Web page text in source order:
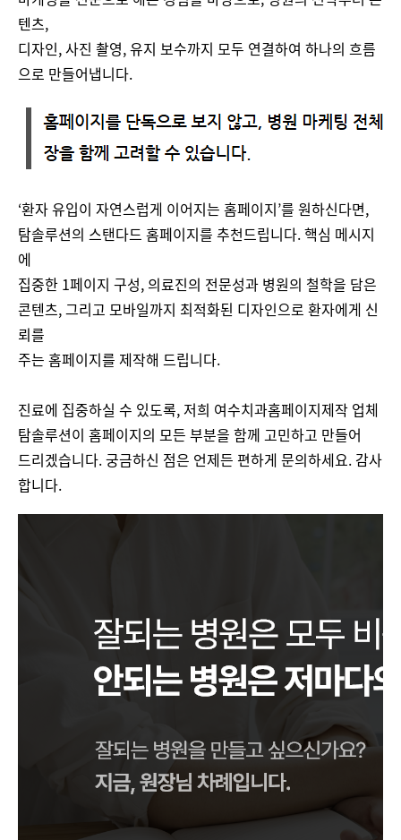
텐츠,
디자인, 사진 촬영, 유지 보수까지 모두 연결하여 하나의 흐름
으로 만들어냅니다.
‘환자 유입이 자연스럽게 이어지는 홈페이지’를 원하신다면,
탐솔루션의 스탠다드 홈페이지를 추천드립니다. 핵심 메시지
에
집중한 1페이지 구성, 의료진의 전문성과 병원의 철학을 담은
콘텐츠, 그리고 모바일까지 최적화된 디자인으로 환자에게 신
뢰를
주는 홈페이지를 제작해 드립니다.
진료에 집중하실 수 있도록, 저희 여수치과홈페이지제작 업체
탐솔루션이 홈페이지의 모든 부분을 함께 고민하고 만들어
드리겠습니다. 궁금하신 점은 언제든 편하게 문의하세요. 감사
합니다.